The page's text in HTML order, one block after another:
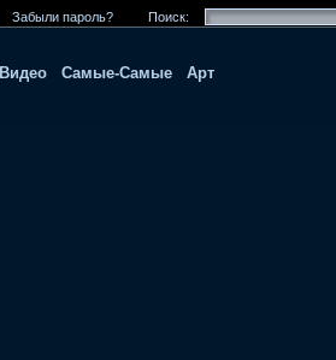
Забыли пароль? Поиск:
Видео Самые-Самые Арт